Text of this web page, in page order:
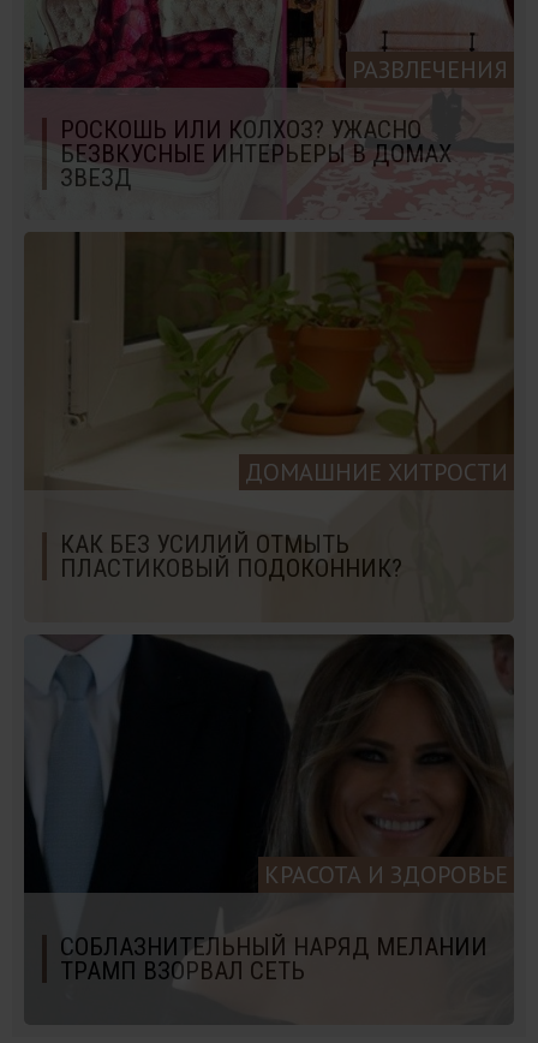
РАЗВЛЕЧЕНИЯ
РОСКОШЬ ИЛИ КОЛХОЗ? УЖАСНО
БЕЗВКУСНЫЕ ИНТЕРЬЕРЫ В ДОМАХ
ЗВЕЗД
ДОМАШНИЕ ХИТРОСТИ
КАК БЕЗ УСИЛИЙ ОТМЫТЬ
ПЛАСТИКОВЫЙ ПОДОКОННИК?
КРАСОТА И ЗДОРОВЬЕ
СОБЛАЗНИТЕЛЬНЫЙ НАРЯД МЕЛАНИИ
ТРАМП ВЗОРВАЛ СЕТЬ